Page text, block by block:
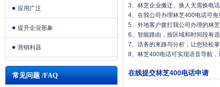
应用广泛
提升企业形象
营销利器
常见问题 /FAQ
3、林芝企业搬迁、换人无需换电
4、在我公司办理林芝400电话可
5、外地客户拨打我公司办理的林
6、智能路由，按区域和时间段有
7、话务的来路与分析，让您轻松
8、林芝400电话可实现语音导航
在线提交林芝400电话申请